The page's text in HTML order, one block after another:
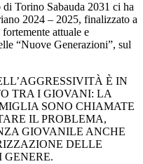
Torino Sabauda 2031 ci ha
2024 – 2025, finalizzato a
attuale e
“Nuove Generazioni”, sul
È IN
TRA I GIOVANI: LA
SONO CHIAMATE
IL PROBLEMA,
GIOVANILE ANCHE
DELLE
GENERE.